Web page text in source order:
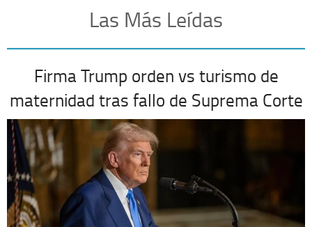
Las Más Leídas
Firma Trump orden vs turismo de
maternidad tras fallo de Suprema Corte